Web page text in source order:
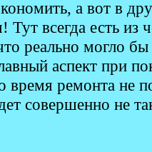
а вот в
Тут всегда есть из
реально могло бы
аспект при
время ремонта не
совершенно не